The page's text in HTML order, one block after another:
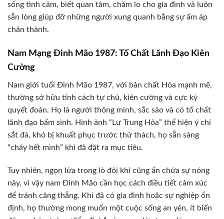
sống tình cảm, biết quan tâm, chăm lo cho gia đình và luôn
sẵn lòng giúp đỡ những người xung quanh bằng sự ấm áp
chân thành.
Nam Mạng Đinh Mão 1987: Tố Chất Lãnh Đạo Kiên
Cường
Nam giới tuổi Đinh Mão 1987, với bản chất Hỏa mạnh mẽ,
thường sở hữu tính cách tự chủ, kiên cường và cực kỳ
quyết đoán. Họ là người thông minh, sắc sảo và có tố chất
lãnh đạo bẩm sinh. Hình ảnh “Lư Trung Hỏa” thể hiện ý chí
sắt đá, khó bị khuất phục trước thử thách, họ sẵn sàng
“cháy hết mình” khi đã đặt ra mục tiêu.
Tuy nhiên, ngọn lửa trong lò đôi khi cũng ẩn chứa sự nóng
nảy, vì vậy nam Đinh Mão cần học cách điều tiết cảm xúc
để tránh căng thẳng. Khi đã có gia đình hoặc sự nghiệp ổn
định, họ thường mong muốn một cuộc sống an yên, ít biến